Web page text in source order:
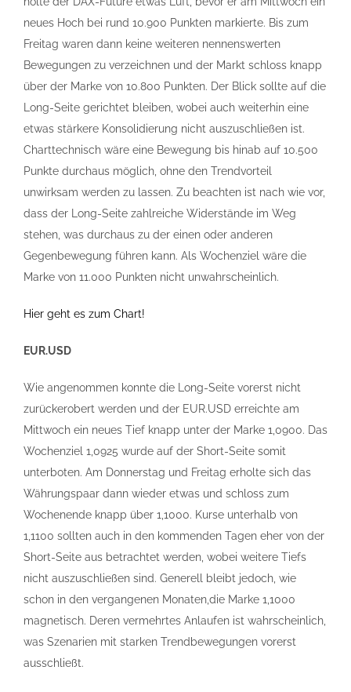
neues Hoch bei rund 10.900 Punkten markierte. Bis zum
Freitag waren dann keine weiteren nennenswerten
Bewegungen zu verzeichnen und der Markt schloss knapp
über der Marke von 10.800 Punkten. Der Blick sollte auf die
Long-Seite gerichtet bleiben, wobei auch weiterhin eine
etwas stärkere Konsolidierung nicht auszuschließen ist.
Charttechnisch wäre eine Bewegung bis hinab auf 10.500
Punkte durchaus möglich, ohne den Trendvorteil
unwirksam werden zu lassen. Zu beachten ist nach wie vor,
dass der Long-Seite zahlreiche Widerstände im Weg
stehen, was durchaus zu der einen oder anderen
Gegenbewegung führen kann. Als Wochenziel wäre die
Marke von 11.000 Punkten nicht unwahrscheinlich.
Hier geht es zum Chart!
EUR.USD
Wie angenommen konnte die Long-Seite vorerst nicht
zurückerobert werden und der EUR.USD erreichte am
Mittwoch ein neues Tief knapp unter der Marke 1,0900. Das
Wochenziel 1,0925 wurde auf der Short-Seite somit
unterboten. Am Donnerstag und Freitag erholte sich das
Währungspaar dann wieder etwas und schloss zum
Wochenende knapp über 1,1000. Kurse unterhalb von
1,1100 sollten auch in den kommenden Tagen eher von der
Short-Seite aus betrachtet werden, wobei weitere Tiefs
nicht auszuschließen sind. Generell bleibt jedoch, wie
schon in den vergangenen Monaten,die Marke 1,1000
magnetisch. Deren vermehrtes Anlaufen ist wahrscheinlich,
was Szenarien mit starken Trendbewegungen vorerst
ausschließt.